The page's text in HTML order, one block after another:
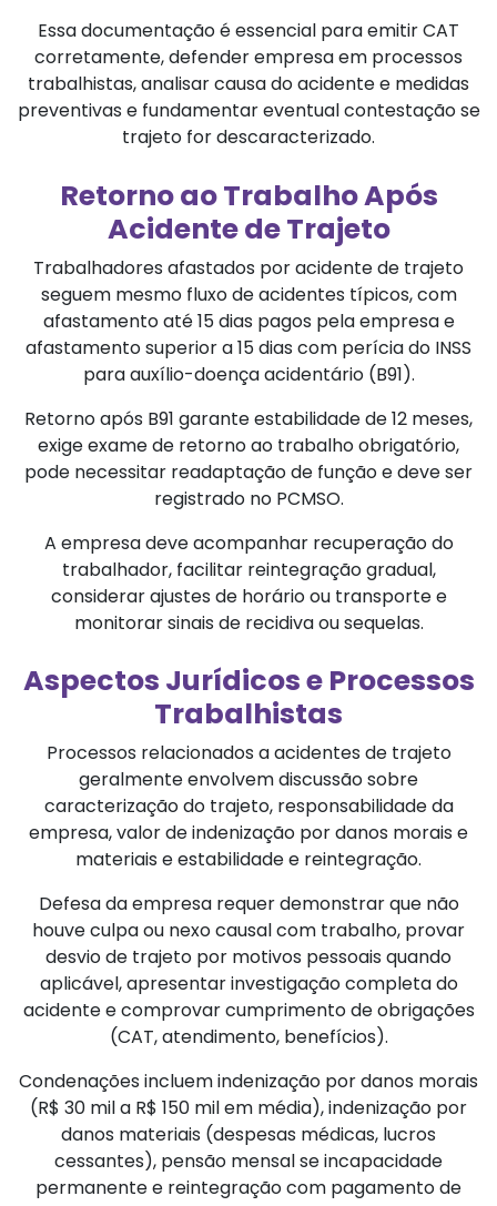
Essa documentação é essencial para emitir CAT
corretamente, defender empresa em processos
trabalhistas, analisar causa do acidente e medidas
preventivas e fundamentar eventual contestação se
trajeto for descaracterizado.
Retorno ao Trabalho Após
Acidente de Trajeto
Trabalhadores afastados por acidente de trajeto
seguem mesmo fluxo de acidentes típicos, com
afastamento até 15 dias pagos pela empresa e
afastamento superior a 15 dias com perícia do INSS
para auxílio-doença acidentário (B91).
Retorno após B91 garante estabilidade de 12 meses,
exige exame de retorno ao trabalho obrigatório,
pode necessitar readaptação de função e deve ser
registrado no PCMSO.
A empresa deve acompanhar recuperação do
trabalhador, facilitar reintegração gradual,
considerar ajustes de horário ou transporte e
monitorar sinais de recidiva ou sequelas.
Aspectos Jurídicos e Processos
Trabalhistas
Processos relacionados a acidentes de trajeto
geralmente envolvem discussão sobre
caracterização do trajeto, responsabilidade da
empresa, valor de indenização por danos morais e
materiais e estabilidade e reintegração.
Defesa da empresa requer demonstrar que não
houve culpa ou nexo causal com trabalho, provar
desvio de trajeto por motivos pessoais quando
aplicável, apresentar investigação completa do
acidente e comprovar cumprimento de obrigações
(CAT, atendimento, benefícios).
Condenações incluem indenização por danos morais
(R$ 30 mil a R$ 150 mil em média), indenização por
danos materiais (despesas médicas, lucros
cessantes), pensão mensal se incapacidade
permanente e reintegração com pagamento de